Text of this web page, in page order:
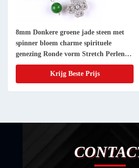
8mm Donkere groene jade steen met
spinner bloem charme spirituele
genezing Ronde vorm Stretch Perlen
Armband
Krijg Beste Prijs